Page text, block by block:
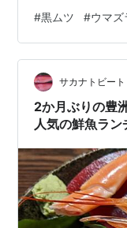
関連の情報はSNS
はインスタで全国
とも出来る。便利
に家族の晩餐を盛
像、寿司職人像を
に思ったりする
#黒ムツ #ウマズ
サカナトビー
2か月ぶりの豊
人気の鮮魚ラ